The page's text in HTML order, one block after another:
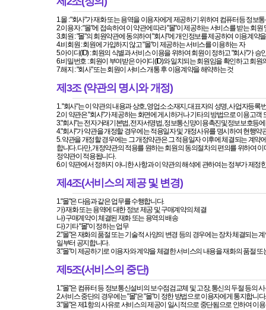
1.몰 : "회사"가 재화 또는 용역을 이용자에게 제공하기 위하여 컴퓨터등 정
2.이용자 : "몰"에 접속하여 이 약관에 따라 "몰"이 제공하는 서비스를 받는 회원
3.회원 : "몰"의 회원약관에 동의하여 "회사"에 개인정보를 제공하여 이용계
4.비회원 : 회원에 가입하지 않고 "몰"이 제공하는 서비스를 이용하는 자
5.아이디(ID) : 회원의 식별과 서비스 이용을 위하여 회원이 정하고 "회사"가 승
6.비밀번호 : 회원이 부여받은 아이디(ID)와 일치되는 회원임을 확인하고 회
7.해지 : "회사" 또는 회원이 서비스 개통 후 이용계약을 해약하는 것
제3조 (약관의 명시와 개정)
1. "회사"는 이 약관의 내용과 상호, 영업소 소재지, 대표자의 성명, 사업자등
2.이 약관은 "회사"가 제공하는 화면에 게시하거나 기타의 방법으로 이용고
3."회사"는 전자거래기본법, 전자서명법, 정보통신망이용촉진및정보보호등
4."회사"가 약관을 개정할 경우에는 적용일자 및 개정사유를 명시하여 현행
5. 약관을 개정할 경우에는 그 개정약관은 그 적용일자 이후에 체결되는 계
정약관이 적용됩니다.
6.이 약관에서 정하지 아니한 사항과 이 약관의 해석에 관하여는 정부가 제
제4조(서비스의 제공 및 변경)
1."몰"은 다음과 같은 업무를 수행합니다.
가) 재화 또는 용역에 대한 정보 제공 및 구매계약의 체결
나) 구매계약이 체결된 재화 또는 용역의 배송
다) 기타 "몰"이 정하는 업무
일부터 공지합니다.
3."몰"이 제공하기로 이용자와 계약을 체결한 서비스의 내용을 재화의 품절
제5조(서비스의 중단)
1."몰"은 컴퓨터 등 정보통신설비의 보수점검교체 및 고장, 통신의 두절 등의
2.서비스 중단의 경우에는 "몰"은 "몰"이 정한 방법으로 이용자에게 통지합니다.
3."몰"은 제1항의 사유로 서비스의 제공이 일시적으로 중단됨으로 인하여 이